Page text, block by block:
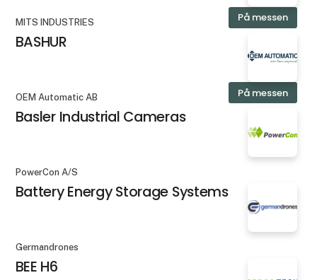
På messen
MITS INDUSTRIES
BASHUR
På messen
OEM Automatic AB
Basler Industrial Cameras
PowerCon A/S
Battery Energy Storage Systems
Germandrones
BEE H6